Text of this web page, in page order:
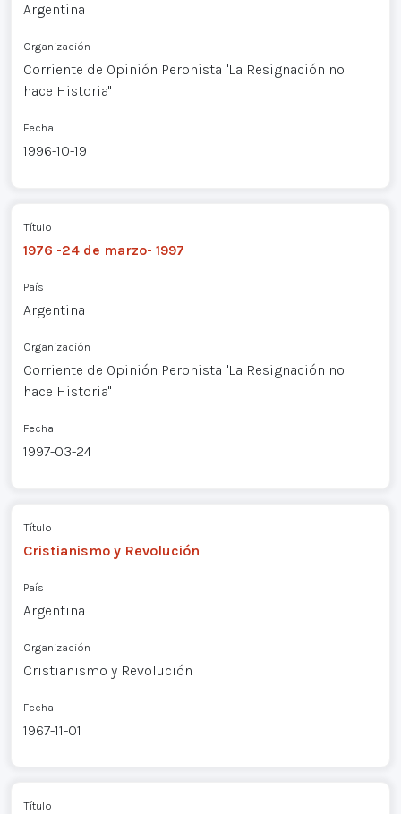
Argentina
Organización
Corriente de Opinión Peronista "La Resignación no
hace Historia"
Fecha
1996-10-19
Título
1976 -24 de marzo- 1997
País
Argentina
Organización
Corriente de Opinión Peronista "La Resignación no
hace Historia"
Fecha
1997-03-24
Título
Cristianismo y Revolución
País
Argentina
Organización
Cristianismo y Revolución
Fecha
1967-11-01
Título